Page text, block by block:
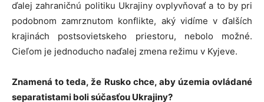
ďalej zahraničnú politiku Ukrajiny ovplyvňovať a to by pri
podobnom zamrznutom konflikte, aký vidíme v ďalších
krajinách postsovietskeho priestoru, nebolo možné.
Cieľom je jednoducho naďalej zmena režimu v Kyjeve.
Znamená to teda, že Rusko chce, aby územia ovládané
separatistami boli súčasťou Ukrajiny?